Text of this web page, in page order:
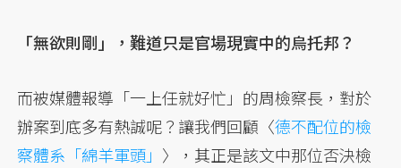
「無欲則剛」，難道只是官場現實中的烏托邦？
而被媒體報導「一上任就好忙」的周檢察長，對於
辦案到底多有熱誠呢？讓我們回顧〈德不配位的檢
察體系「綿羊軍頭」 〉，其正是該文中那位否決檢